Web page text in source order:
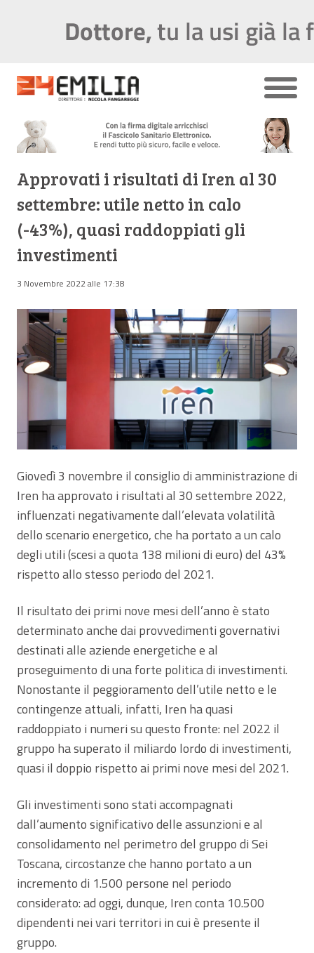
Approvati i risultati di Iren al 30
settembre: utile netto in calo
(-43%), quasi raddoppiati gli
investimenti
3 Novembre 2022 alle 17:38
Giovedì 3 novembre il consiglio di amministrazione di
Iren ha approvato i risultati al 30 settembre 2022,
influenzati negativamente dall’elevata volatilità
dello scenario energetico, che ha portato a un calo
degli utili (scesi a quota 138 milioni di euro) del 43%
rispetto allo stesso periodo del 2021.
Il risultato dei primi nove mesi dell’anno è stato
determinato anche dai provvedimenti governativi
destinati alle aziende energetiche e al
proseguimento di una forte politica di investimenti.
Nonostante il peggioramento dell’utile netto e le
contingenze attuali, infatti, Iren ha quasi
raddoppiato i numeri su questo fronte: nel 2022 il
gruppo ha superato il miliardo lordo di investimenti,
quasi il doppio rispetto ai primi nove mesi del 2021.
Gli investimenti sono stati accompagnati
dall’aumento significativo delle assunzioni e al
consolidamento nel perimetro del gruppo di Sei
Toscana, circostanze che hanno portato a un
incremento di 1.500 persone nel periodo
considerato: ad oggi, dunque, Iren conta 10.500
dipendenti nei vari territori in cui è presente il
gruppo.